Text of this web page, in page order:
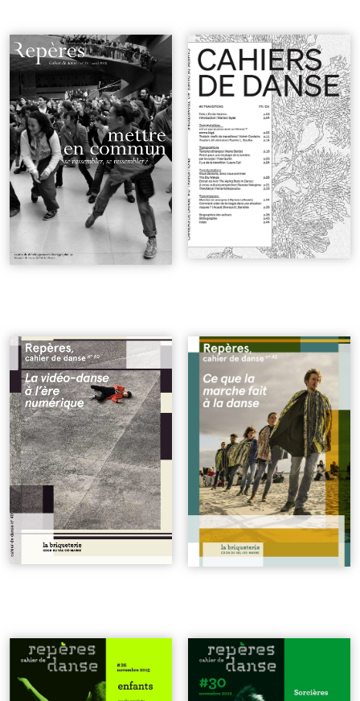
n°25 | Mettre en commun
| 6€
#0 Transitions| 0€
n°40 | La vidéo-danse à l'ère
numérique| 7€
n°42 | Ce que la marche fait
à la danse| 7€
n°36 | Quels projets pour
l'enfance dans la danse ?
| 6€
n°30 | Sorcières